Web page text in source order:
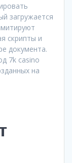
загружается
скрипты и
документа.
7k casino
на